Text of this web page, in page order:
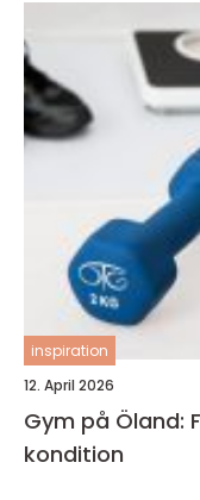
inspiration
12. April 2026
Gym på Öland:
kondition